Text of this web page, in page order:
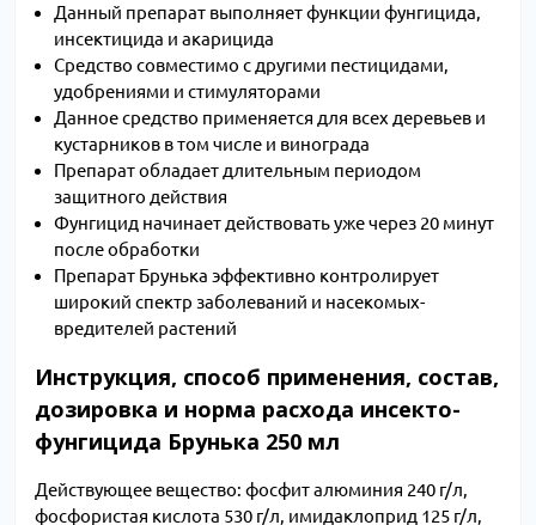
Данный препарат выполняет функции фунгицида,
инсектицида и акарицида
Средство совместимо с другими пестицидами,
удобрениями и стимуляторами
Данное средство применяется для всех деревьев и
кустарников в том числе и винограда
Препарат обладает длительным периодом
защитного действия
Фунгицид начинает действовать уже через 20 минут
после обработки
Препарат Брунька эффективно контролирует
широкий спектр заболеваний и насекомых-
вредителей растений
Инструкция, способ применения, состав,
дозировка и норма расхода инсекто-
фунгицида Брунька 250 мл
Действующее вещество: фосфит алюминия 240 г/л,
фосфористая кислота 530 г/л, имидаклоприд 125 г/л,